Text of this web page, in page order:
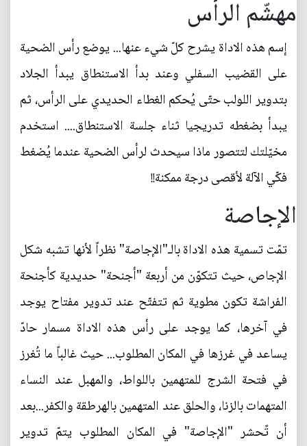
مهشّم الرأس
إسم هذه الاداة يشرح كلّ شيء عنها... يوضع رأس الضحية
على القضيب السفلي وعند بدأ الاستنطاق يبدأ الجلاد
بتدوير اللولب حتّى يُحكم الغطاء الحديدي على الرأس، ثم
يبدأ بضغطه تدريجيا ثناء جلسة الاستنطاق.... استخدم
مخيّلتك لتتصور ماذا سيحدث لرأس الضحية عندما يُضغط
فكّي الآلة لأقصى درجة ممكنة!!
الإجاصة
تمّت تسمية هذه الاداة بالـ"الإجاصة" نظراً لأنها تشبه شكل
الإجاص، حيث تتكوّن من أربعة "أجنحة" حديدية كأجنحة
الفراشة تكون مطوية ثم تتفتّح عند تدوير مفتاح يوجد
في آخرها، كما يوجد على رأس هذه الاداة مسمار حادّ
يساعد في غرزها في المكان المطلوب... حيث غالباً ما تُغرز
في فتحة الشرج للمتهمين باللواط، والمهبل عند النساء
المتهمات بالزنا، والحلق عند المتهمين بالهرطقة والكفر...بعد
أن تًحشر "الإجاصة" في المكان المطلوب يتمّ تدوير